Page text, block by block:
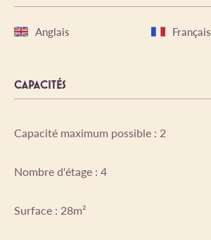
Anglais Français
CAPACITÉS
Capacité maximum possible : 2
Nombre d'étage : 4
Surface : 28m²